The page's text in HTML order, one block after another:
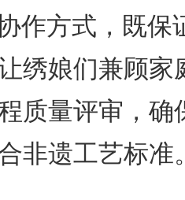
作方式，既保
绣娘们兼顾家
质量评审，确
非遗工艺标准